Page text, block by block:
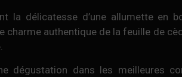
la délicatesse d’une allumette en
charme authentique de la feuille de
dégustation dans les meilleures